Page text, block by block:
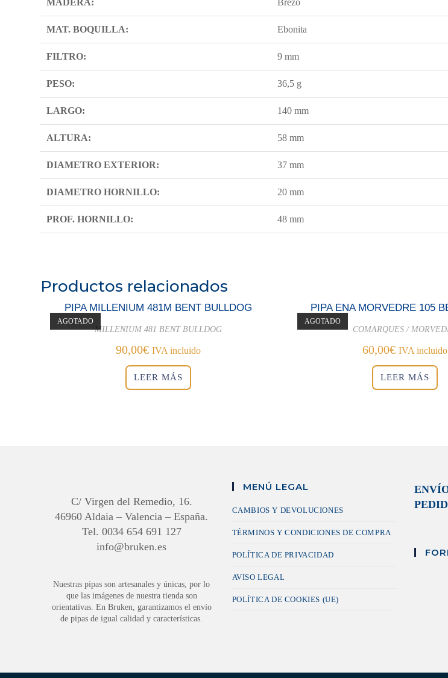
MADERA: Brezo
MAT. BOQUILLA: Ebonita
FILTRO: 9 mm
PESO: 36,5 g
LARGO: 140 mm
ALTURA: 58 mm
DIAMETRO EXTERIOR: 37 mm
DIAMETRO HORNILLO: 20 mm
PROF. HORNILLO: 48 mm
Productos relacionados
AGOTADO
PIPA MILLENIUM 481M BENT BULLDOG
MILLENIUM 481 BENT BULLDOG
90,00€ IVA incluido
LEER MÁS
AGOTADO
PIPA ENA MORVEDRE 105
COMARQUES /
60,00€ IVA incluido
LEER MÁS
C/ Virgen del Remedio, 16.
46960 Aldaia – Valencia – España.
Tel. 0034 654 691 127
info@bruken.es
Nuestras pipas son artesanales y únicas, por lo
que las imágenes de nuestra tienda son
orientativas. En Bruken, garantizamos el envío
de pipas de igual calidad y características.
MENÚ LEGAL
CAMBIOS Y DEVOLUCIONES
TÉRMINOS Y CONDICIONES DE COMPRA
POLÍTICA DE PRIVACIDAD
AVISO LEGAL
POLÍTICA DE COOKIES (UE)